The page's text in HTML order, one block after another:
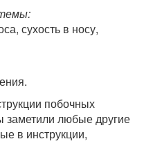
сухость в носу,
побочных
заметили любые другие
в инструкции,